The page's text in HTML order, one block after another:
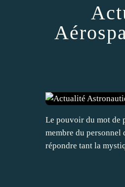
Le pouvoir du mot de
membre du personnel
répondre tant la